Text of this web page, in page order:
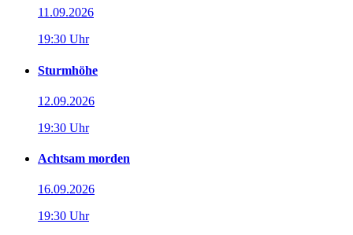
11.09.2026
19:30 Uhr
Sturmhöhe
12.09.2026
19:30 Uhr
Achtsam morden
16.09.2026
19:30 Uhr